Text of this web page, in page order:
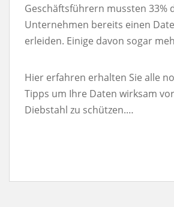
Geschäftsführern mussten 33%
Unternehmen bereits einen
erleiden. Einige davon sogar
Hier erfahren erhalten Sie alle
Tipps um Ihre Daten wirksam
Diebstahl zu schützen.…